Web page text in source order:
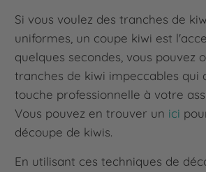
Si vous voulez des tranches de
uniformes, un coupe kiwi est
quelques secondes, vous pouvez
tranches de kiwi impeccables qui
touche professionnelle à votre
Vous pouvez en trouver un ici
découpe de kiwis.
En utilisant ces techniques de